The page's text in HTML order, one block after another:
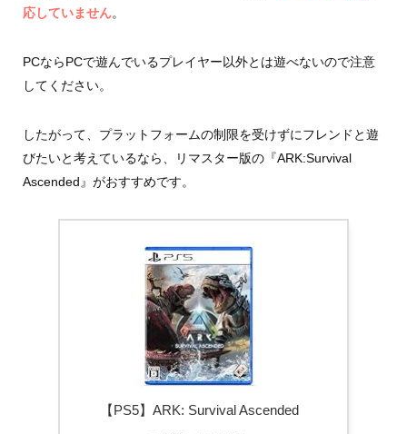
応していません。
PCならPCで遊んでいるプレイヤー以外とは遊べないので注意
してください。
したがって、プラットフォームの制限を受けずにフレンドと遊
びたいと考えているなら、リマスター版の『ARK:Survival
Ascended』がおすすめです。
【PS5】ARK: Survival Ascended